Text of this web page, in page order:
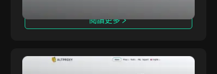
塞浦路斯
西班牙
Craigslist
Kickass Torrent
專用
移動
帶寬使用，非常適合跨境電商、廣告驗證、數據抓
取和多賬戶管理等場景。憑藉卓越的穩定性、高性
閱讀更多
AltProxy